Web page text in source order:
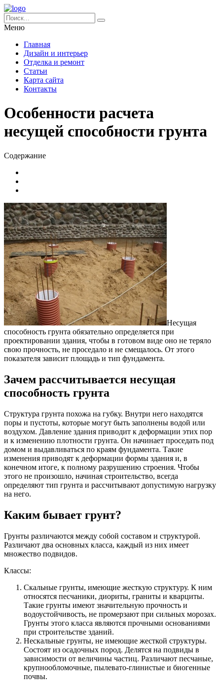
Меню
Главная
Дизайн и интерьер
Отделка и ремонт
Статьи
Карта сайта
Контакты
Особенности расчета
несущей способности грунта
Содержание
Несущая
способность грунта обязательно определяется при
проектировании здания, чтобы в готовом виде оно не теряло
свою прочность, не проседало и не смещалось. От этого
показателя зависит площадь и тип фундамента.
Зачем рассчитывается несущая
способность грунта
Структура грунта похожа на губку. Внутри него находятся
поры и пустоты, которые могут быть заполнены водой или
воздухом. Давление здания приводит к деформации этих пор
и к изменению плотности грунта. Он начинает проседать под
домом и выдавливаться по краям фундамента. Такие
изменения приводят к деформации формы здания и, в
конечном итоге, к полному разрушению строения. Чтобы
этого не произошло, начиная строительство, всегда
определяют тип грунта и рассчитывают допустимую нагрузку
на него.
Каким бывает грунт?
Грунты различаются между собой составом и структурой.
Различают два основных класса, каждый из них имеет
множество подвидов.
Классы:
Скальные грунты, имеющие жесткую структуру. К ним
относятся песчаники, диориты, граниты и кварциты.
Такие грунты имеют значительную прочность и
водоустойчивость, не промерзают при сильных морозах.
Грунты этого класса являются прочными основаниями
при строительстве зданий.
Нескальные грунты, не имеющие жесткой структуры.
Состоят из осадочных пород. Делятся на подвиды в
зависимости от величины частиц. Различают песчаные,
крупнообломочные, пылевато-глинистые и биогенные
почвы.